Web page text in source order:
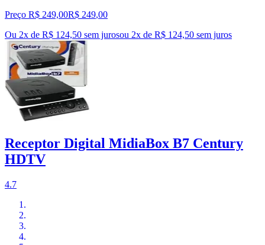
Preço R$ 249,00R$ 249,00
Ou 2x de R$ 124,50 sem jurosou 2x de R$ 124,50 sem juros
Receptor Digital MidiaBox B7 Century
HDTV
4.7